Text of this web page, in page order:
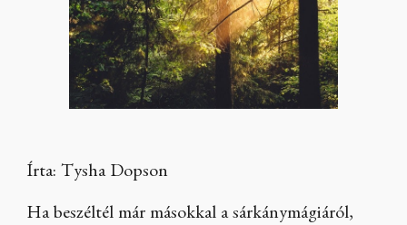
Írta: Tysha Dopson
Ha beszéltél már másokkal a sárkánymágiáról,